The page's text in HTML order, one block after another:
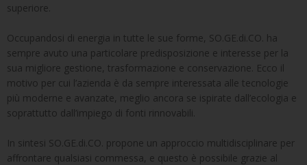
superiore.
Occupandosi di energia in tutte le sue forme, SO.GE.di.CO. ha
sempre avuto una particolare predisposizione e interesse per la
sua migliore gestione, trasformazione e conservazione. Ecco il
motivo per cui l’azienda è da sempre interessata alle tecnologie
più moderne e avanzate, meglio ancora se ispirate dall’ecologia e
soprattutto dall’impiego di fonti rinnovabili.
In sintesi SO.GE.di.CO. propone un approccio multidisciplinare per
affrontare qualsiasi commessa, e questo è possibile grazie al